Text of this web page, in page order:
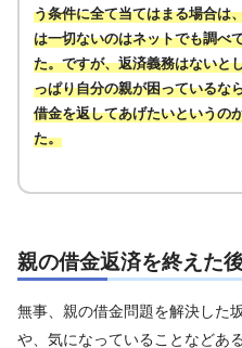
う条件に全て当てはまる場合は
は一切ないのはネットでも調べ
た。ですが、返済義務はないと
っぱり自分の親が困っているな
借金を返してあげたいというの
た。
親の借金返済を終えた
無事、親の借金問題を解決した
や、気になっていることなどあ